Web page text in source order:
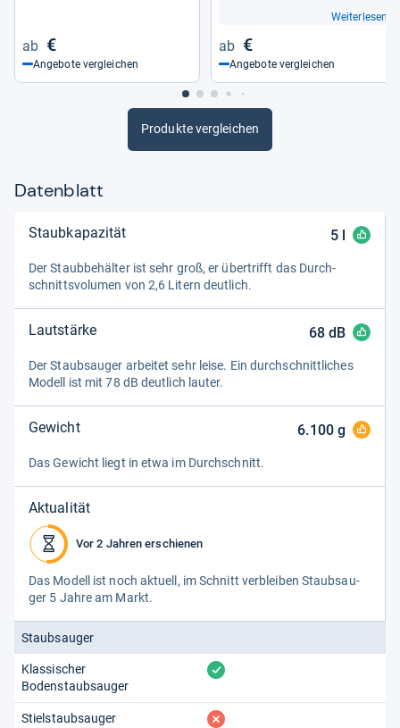
€
Angebote vergleichen
Weiterlesen
€
Angebote vergleichen
Produkte vergleichen
Datenblatt
Staubkapazität 5l
Der Staub­be­häl­ter ist sehr groß, er über­trifft das Durch­
schnitts­vo­lu­men von 2,6 Litern deut­lich.
Lautstärke 68dB
Der Staub­sau­ger arbei­tet sehr leise. Ein durch­schnitt­li­ches
Modell ist mit 78 dB deut­lich lau­ter.
Gewicht 6.100g
Das Gewicht liegt in etwa im Durch­schnitt.
Aktualität
Vor 2 Jahren erschienen
Das Modell ist noch aktu­ell, im Schnitt ver­blei­ben Staub­sau­
ger 5 Jahre am Markt.
Staubsauger
Klassischer
Bodenstaubsauger
vorhanden
Stielstaubsauger fehlt